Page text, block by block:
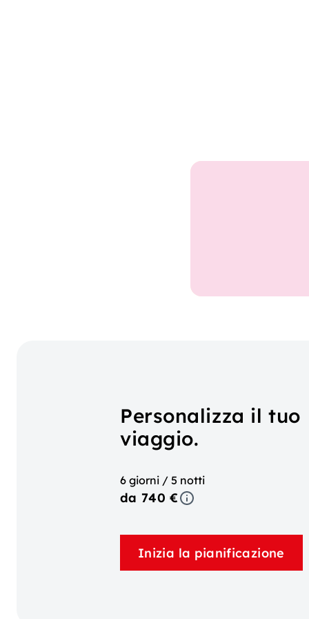
Personalizza il tuo
viaggio.
6 giorni / 5 notti
da 740 €
Inizia la pianificazione